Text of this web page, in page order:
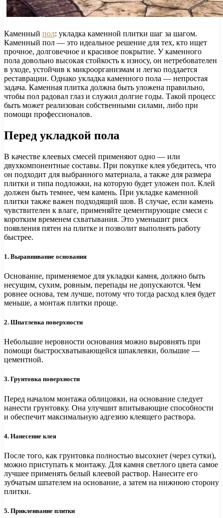
Каменный пол: укладка каменной плитки шаг за шагом.
Каменный пол — это идеальное решение для тех, кто ищет
прочное, долговечное и красивое покрытие. У каменного
пола довольно высокая стойкость к износу, он нетребователен
в уходе, устойчив к микроорганизмам и легко поддается
реставрации. Однако укладка каменного пола — непростая
задача. Каменная плитка должна быть уложена правильно,
чтобы пол радовал глаз и служил долгие годы. Такой процесс
быть может реализован собственными силами, либо при
помощи профессионалов.
Перед укладкой пола
В качестве клеевых смесей применяют одно — или
двухкомпонентные составы. При покупке клея убедитесь, что
он подходит для выбранного материала, а также для размера
плитки и типа подложки, на которую будет уложен пол. Клей
должен быть темнее, чем камень. При укладке каменной
плитки также важен подходящий шов. В случае, если камень
чувствителен к влаге, применяйте цементирующие смеси с
коротким временем схватывания. Это уменьшит риск
появления пятен на плитке и позволит выполнять работу
быстрее.
1. Выравнивание основания
Основание, применяемое для укладки камня, должно быть
несущим, сухим, ровным, перепады не допускаются. Чем
ровнее основа, тем лучше, потому что тогда расход клея будет
меньше, а монтаж плитки проще.
2. Шпатлевка поверхности
Небольшие неровности основания можно выровнять при
помощи быстросхватывающейся шпаклевки, большие —
цементной.
3. Грунтовка поверхности
Перед началом монтажа облицовки, на основание следует
нанести грунтовку. Она улучшит впитывающие способности
и обеспечит максимальную адгезию клеящего раствора.
4. Нанесение клея
После того, как грунтовка полностью высохнет (через сутки),
можно приступать к монтажу. Для камня светлого цвета самое
лучшее применять белый клеевой раствор. Нанесите его
зубчатым шпателем на основание, а затем на нижнюю сторону
плитки.
5. Приклеивание плитки